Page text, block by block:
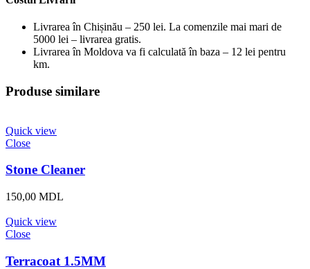
Livrarea în Chișinău – 250 lei. La comenzile mai mari de
5000 lei – livrarea gratis.
Livrarea în Moldova va fi calculată în baza – 12 lei pentru
km.
Produse similare
Quick view
Close
Stone Cleaner
150,00 MDL
Quick view
Close
Terracoat 1.5MM